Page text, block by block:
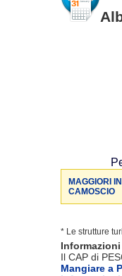
MAGGIORI
CAMOSCIO
* Le strutture
Informazioni
Il CAP di
Mangiare a